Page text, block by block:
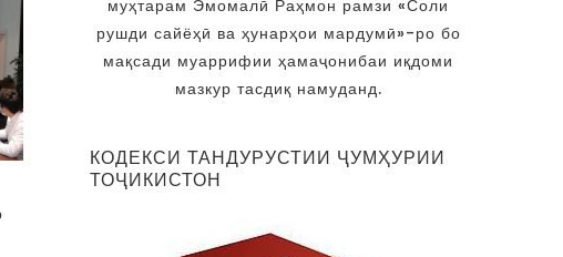
Дастгирии табақаҳои ниёзманди
муҳтарам Эмомалӣ Раҳмон рамзи «Соли
рушди сайёҳӣ ва ҳунарҳои мардумӣ»-ро бо
мақсади муаррифии ҳамаҷонибаи иқдоми
мазкур тасдиқ намуданд.
КОДЕКСИ ТАНДУРУСТИИ ҶУМҲУРИИ
ТОҶИКИСТОН